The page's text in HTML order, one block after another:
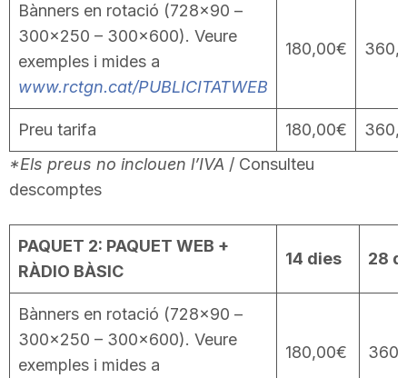
T
r
r
a
g
o
Bànners en rotació (728×90 –
300×250 – 300×600). Veure
exemples i mides a
www.rctgn.cat/PUBLICITATWEB
180,00€
Preu tarifa 180,00€
*Els preus no inclouen l’IVA / Consulteu
descomptes
PAQUET 2: PAQUET WEB +
RÀDIO BÀSIC
14 dies 28
Bànners en rotació (728×90 –
300×250 – 300×600). Veure
exemples i mides a
180,00€